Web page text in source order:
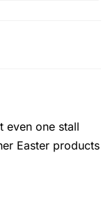
even one stall
Easter products